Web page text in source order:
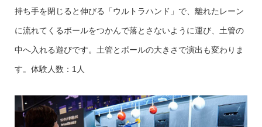
持ち手を閉じると伸びる「ウルトラハンド」で、離れたレーン
に流れてくるボールをつかんで落とさないように運び、土管の
中へ入れる遊びです。土管とボールの大きさで演出も変わりま
す。体験人数：1人